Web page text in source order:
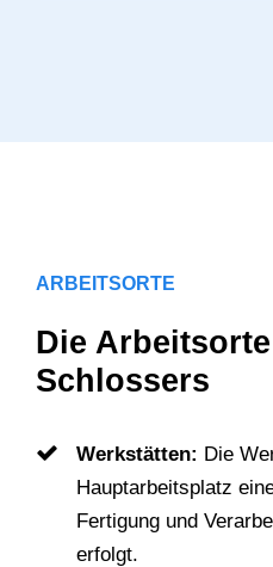
ARBEITSORTE
Die
Schlossers
Werkstätten: Die
Hauptarbeitsplatz
Fertigung und
erfolgt.